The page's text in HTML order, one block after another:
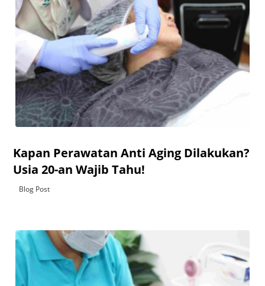
Kapan Perawatan Anti Aging Dilakukan?
Usia 20-an Wajib Tahu!
Blog Post